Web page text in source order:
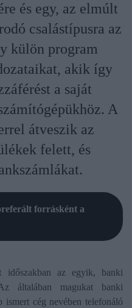
és egy, az elmúlt
csalástípusra az
külön program
akik így
a saját
A
átveszik az
felett, és
forrásként a
időszakban az egyik, banki
általában magukat banki
cég nevében telefonáló